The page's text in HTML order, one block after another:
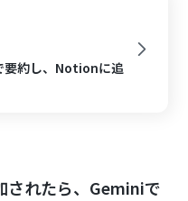
要約し、Notionに追
されたら、Geminiで